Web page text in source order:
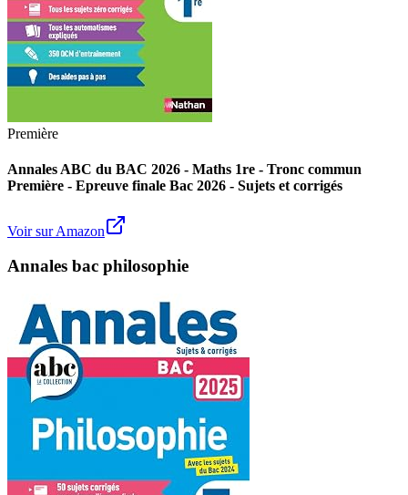
Première
Annales ABC du BAC 2026 - Maths 1re - Tronc commun
Première - Epreuve finale Bac 2026 - Sujets et corrigés
Voir sur Amazon
Annales bac philosophie